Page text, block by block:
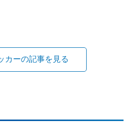
カーの記事を見る